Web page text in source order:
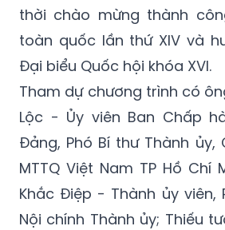
thời chào mừng thành
toàn quốc lần thứ XIV và
Đại biểu Quốc hội khóa XVI.
Tham dự chương trình có
Lộc - Ủy viên Ban Chấp
Đảng, Phó Bí thư Thành ủy,
MTTQ Việt Nam TP Hồ Chí
Khắc Điệp - Thành ủy viên,
Nội chính Thành ủy; Thiếu